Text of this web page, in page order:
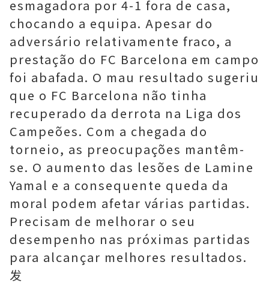
esmagadora por 4-1 fora de casa,
chocando a equipa. Apesar do
adversário relativamente fraco, a
prestação do FC Barcelona em campo
foi abafada. O mau resultado sugeriu
que o FC Barcelona não tinha
recuperado da derrota na Liga dos
Campeões. Com a chegada do
torneio, as preocupações mantêm-
se. O aumento das lesões de Lamine
Yamal e a consequente queda da
moral podem afetar várias partidas.
Precisam de melhorar o seu
desempenho nas próximas partidas
para alcançar melhores resultados.
发